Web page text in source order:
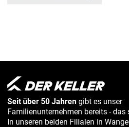
Seit über 50 Jahren gibt es unser
Familienunternehmen bereits -
In unseren beiden Filialen in